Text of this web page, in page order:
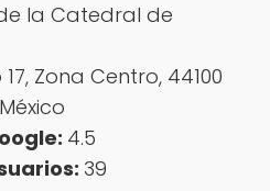
la Catedral de
17, Zona Centro, 44100
4.5
39